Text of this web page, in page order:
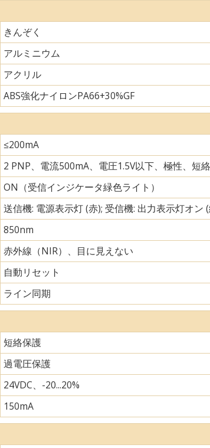
きんぞく
アルミニウム
アクリル
ABS強化ナイロンPA66+30%GF
≤200mA
2 PNP、電流500mA、電圧1.5V以下、極性、短
ON（受信インジケータ緑色ライト）
送信機: 電源表示灯 (赤); 受信機: 出力表示灯オン
850nm
赤外線（NIR）、目に見えない
自動リセット
ライン同期
短絡保護
過電圧保護
24VDC、-20...20%
150mA